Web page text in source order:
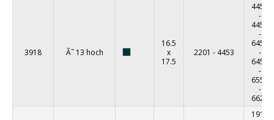
3918 Ã˜ 13 hoch
16.5
x
17.5
2201 - 4453
4450
-
4452
-
6451
-
6452
-
6550
-
6627
1910